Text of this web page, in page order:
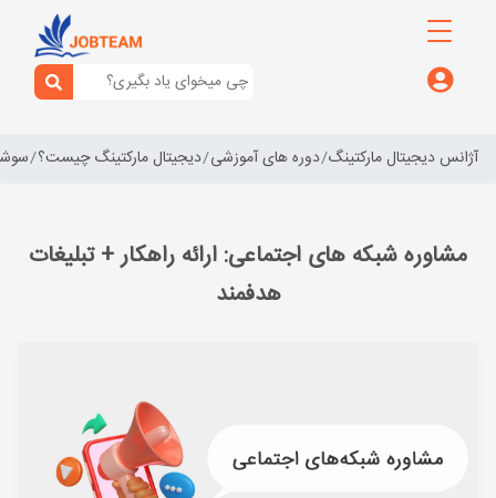
آژانس دیجیتال مارکتینگ دوره های آموزشی دیجیتال مارکتینگ چیست؟
مشاوره شبکه های اجتماعی: ارائه راهکار + تبلیغات
هدفمند